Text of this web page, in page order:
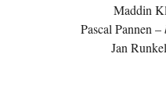
Maddin
Pascal Pannen –
Jan